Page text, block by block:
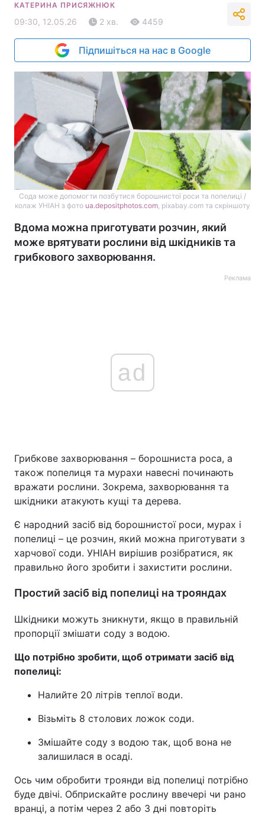
КАТЕРИНА ПРИСЯЖНЮК
09:30, 12.05.26 2 хв. 4459
Підпишіться на нас в Google
Сода може допомогти позбутися борошнистої роси та попелиці /
колаж УНІАН з фото ua.depositphotos.com, pixabay.com та скріншоту
Вдома можна приготувати розчин, який
може врятувати рослини від шкідників та
грибкового захворювання.
Реклама
ad
Грибкове захворювання – борошниста роса, а
також попелиця та мурахи навесні починають
вражати рослини. Зокрема, захворювання та
шкідники атакують кущі та дерева.
Є народний засіб від борошнистої роси, мурах і
попелиці – це розчин, який можна приготувати з
харчової соди. УНІАН вирішив розібратися, як
правильно його зробити і захистити рослини.
Простий засіб від попелиці на трояндах
Шкідники можуть зникнути, якщо в правильній
пропорції змішати соду з водою.
Що потрібно зробити, щоб отримати засіб від
попелиці:
Налийте 20 літрів теплої води.
Візьміть 8 столових ложок соди.
Змішайте соду з водою так, щоб вона не
залишилася в осаді.
Ось чим обробити троянди від попелиці потрібно
буде двічі. Обприскайте рослину ввечері чи рано
вранці, а потім через 2 або 3 дні повторіть